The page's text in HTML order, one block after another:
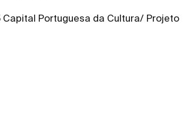
Portuguesa da Cultura/ Projeto